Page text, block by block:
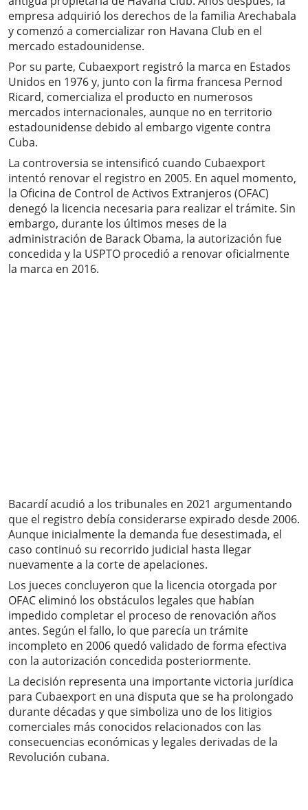
empresa adquirió los derechos de la familia Arechabala
y comenzó a comercializar ron Havana Club en el
mercado estadounidense.
Por su parte, Cubaexport registró la marca en Estados
Unidos en 1976 y, junto con la firma francesa Pernod
Ricard, comercializa el producto en numerosos
mercados internacionales, aunque no en territorio
estadounidense debido al embargo vigente contra
Cuba.
La controversia se intensificó cuando Cubaexport
intentó renovar el registro en 2005. En aquel momento,
la Oficina de Control de Activos Extranjeros (OFAC)
denegó la licencia necesaria para realizar el trámite. Sin
embargo, durante los últimos meses de la
administración de Barack Obama, la autorización fue
concedida y la USPTO procedió a renovar oficialmente
la marca en 2016.
Bacardí acudió a los tribunales en 2021 argumentando
que el registro debía considerarse expirado desde 2006.
Aunque inicialmente la demanda fue desestimada, el
caso continuó su recorrido judicial hasta llegar
nuevamente a la corte de apelaciones.
Los jueces concluyeron que la licencia otorgada por
OFAC eliminó los obstáculos legales que habían
impedido completar el proceso de renovación años
antes. Según el fallo, lo que parecía un trámite
incompleto en 2006 quedó validado de forma efectiva
con la autorización concedida posteriormente.
La decisión representa una importante victoria jurídica
para Cubaexport en una disputa que se ha prolongado
durante décadas y que simboliza uno de los litigios
comerciales más conocidos relacionados con las
consecuencias económicas y legales derivadas de la
Revolución cubana.